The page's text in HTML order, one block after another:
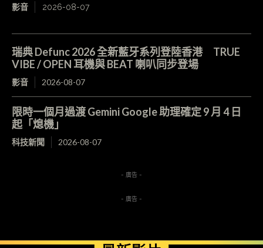
影音 2026-08-07
瑞典 Defunc 2026 全新藍牙系列登陸香港 TRUE
VIBE / OPEN 耳機與 BEAT 喇叭同步登場
影音 2026-08-07
限時一個月過渡 Gemini Google 助理確定 9 月 4 日
起「熄機」
科技新聞 2026-08-07
- 廣告 -
- 廣告 -